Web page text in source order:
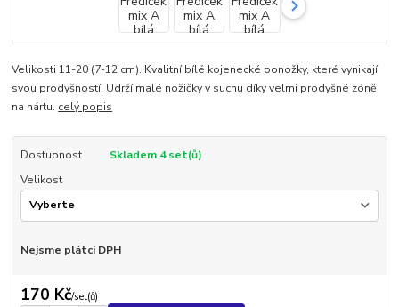
Velikosti 11-20 (7-12 cm). Kvalitní bílé kojenecké ponožky, které vynikají
svou prodyšností. Udrží malé nožičky v suchu díky velmi prodyšné zóně
na nártu. celý popis
Dostupnost
Skladem 4 set(ů)
Velikost
Nejsme plátci DPH
170 Kč/set(ů)